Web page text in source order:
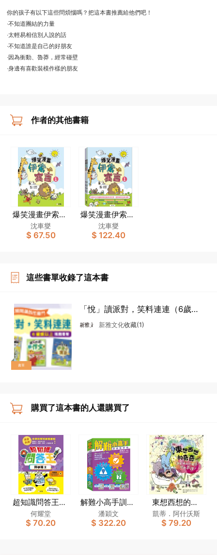
你的孩子有以下這些問煩惱嗎？把這本書推薦給他們吧！
‧不知道團結的力量
‧太輕易相信別人說的話
‧不知道誰是自己的好朋友
‧因為衝動、魯莽，經常碰壁
‧身邊有喜歡裝模作樣的朋友
作者的其他書籍
爆笑漫畫伊索寓
言(1)
沈車燮
$ 67.50
爆笑漫畫伊索寓
言(一套2冊)
沈車燮
$ 122.40
這些書單收錄了這本書
書單
「悅」讀派對，笑料連連（6歲或
以上）新雅文化收藏(1)
購買了這本書的人還購買了
超知識問答王：
科學篇2
何耀堂
$ 70.20
解難小高手訓練
教材套
潘穎文
$ 322.20
東想西想的奇
奇：讓忙碌的小
腦袋學會表達！
凱蒂．阿什沃斯
$ 79.20